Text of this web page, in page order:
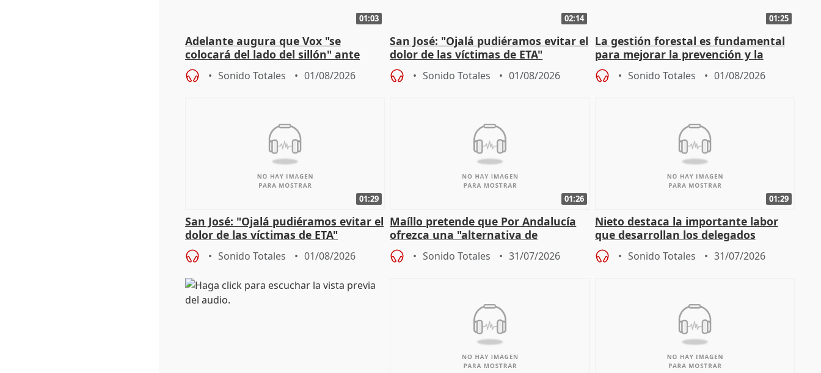
01:03
Adelante augura que Vox "se
colocará del lado del sillón" ante
iniciativas de la oposición
Sonido Totales 01/08/2026
02:14
San José: "Ojalá pudiéramos evitar el
dolor de las víctimas de ETA"
Sonido Totales 01/08/2026
01:25
La gestión forestal es fundamental
para mejorar la prevención y la
actuación frente a incendios
Sonido Totales 01/08/2026
01:29
San José: "Ojalá pudiéramos evitar el
dolor de las víctimas de ETA"
Sonido Totales 01/08/2026
01:26
Maíllo pretende que Por Andalucía
ofrezca una "alternativa de
gobierno" con su labor de oposición
Sonido Totales 31/07/2026
01:29
Nieto destaca la importante labor
que desarrollan los delegados
territoriales de la Junta
Sonido Totales 31/07/2026